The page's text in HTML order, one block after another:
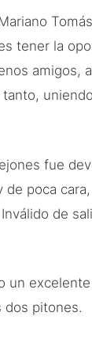
tener la
amigos,
fue
poca
de
un
dos pitones.